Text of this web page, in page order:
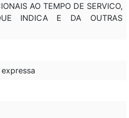
AO TEMPO DE SERVICO,
INDICA E DA OUTRAS